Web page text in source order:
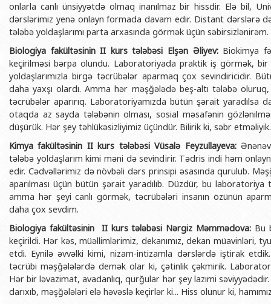
BDU-da tədris olunan ixtisaslar
Universitet tarixinin ən mühüm hadisələri
Keyfiyyətin təminatı, monitorinq
Psixoloji Yardım Sektoru
Mədəniyyət-yaradıcılıq Mərkəzi
İdman-sağlamlıq Mərkəzi
BDU-nun Nəşr Evi
Beynəlxalq
Hüquq fakültəsi
Jurnalistika fakültəsi
İnformasiya və
Şərqşünasliq
Sosial elmlər və
Publik
onlarla canlı ünsiyyətdə olmaq inanılmaz bir hissdir. Elə bil,
dərslərimiz yenə onlayn formada davam edir. Distant dərslərə
tələbə yoldaşlarımı parta arxasında görmək üçün səbirsizlənirəm.
Biologiya fakültəsinin II kurs tələbəsi Elşən Əliyev:Biokimya
keçirilməsi bərpa olundu. Laboratoriyada praktik iş görmək,
yoldaşlarımızla birgə təcrübələr aparmaq çox sevindiricidir.
daha yaxşı olardı. Amma hər məşğələdə beş-altı tələbə
təcrübələr aparırıq. Laboratoriyamızda bütün şərait yaradılsa
otaqda az sayda tələbənin olması, sosial məsafənin
düşürük. Hər şey təhlükəsizliyimiz üçündür. Bilirik ki, səbr etməliyik.
Kimya fakültəsinin II kurs tələbəsi Vüsalə Feyzullayeva:
tələbə yoldaşlarım kimi məni də sevindirir. Tədris indi həm
edir. Cədvəllərimiz də növbəli dərs prinsipi əsasında qurulub.
aparılması üçün bütün şərait yaradılıb. Düzdür, bu
amma hər şeyi canlı görmək, təcrübələri insanın özünün
daha çox sevdim.
Biologiya fakültəsinin II kurs tələbəsi Nərgiz Məmmədova: Bu
keçirildi. Hər kəs, müəllimlərimiz, dekanımız, dekan müavinləri,
etdi. Eynilə əvvəlki kimi, nizam-intizamla dərslərdə iştirak
təcrübi məşğələlərdə demək olar ki, çətinlik çəkmirik.
Hər bir ləvazimat, avadanlıq, qurğular hər şey lazımi
darıxıb, məşğələləri elə həvəslə keçirlər ki... Hiss olunur ki,